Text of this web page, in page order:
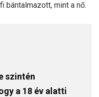
bántalmazott, mint a nő.
szintén
a 18 év alatti